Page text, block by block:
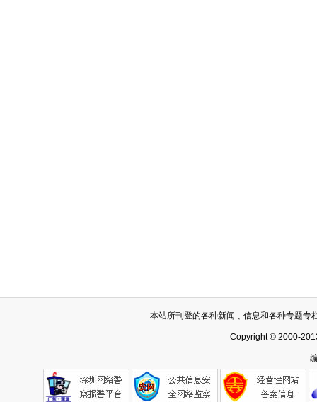
本站所刊登的各种新闻﹑信息和各种专题专
Copyright © 2000-